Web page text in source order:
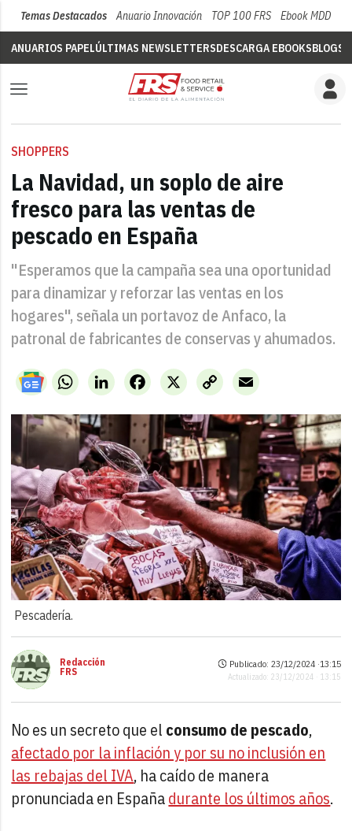
Temas Destacados Anuario Innovación TOP 100 FRS Ebook MDD
ANUARIOS PAPELÚLTIMAS NEWSLETTERSDESCARGA EBOOKSBLOGS
SHOPPERS
La Navidad, un soplo de aire
fresco para las ventas de
pescado en España
"Esperamos que la campaña sea una oportunidad
para dinamizar y reforzar las ventas en los
hogares", señala un portavoz de Anfaco, la
patronal de fabricantes de conservas y ahumados.
WhatsAppLinkedIn X
Facebook
Copy
Link
Email
Pescadería.
Redacción
FRS
Publicado: 23/12/2024 ·13:15
Actualizado: 23/12/2024 · 13:15
No es un secreto que el consumo de pescado,
afectado por la inflación y por su no inclusión en
las rebajas del IVA, ha caído de manera
pronunciada en Españadurante los últimos años.